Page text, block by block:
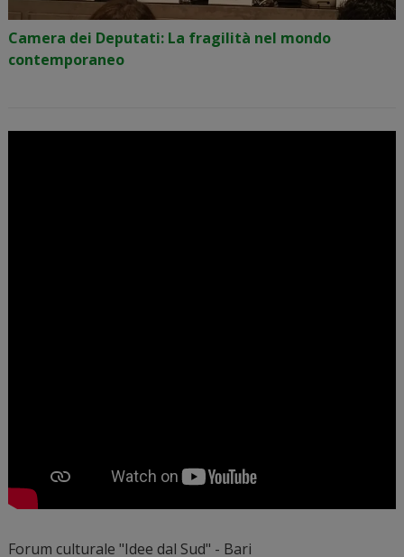
Camera dei Deputati: La fragilità nel mondo
contemporaneo
Forum culturale "Idee dal Sud" - Bari